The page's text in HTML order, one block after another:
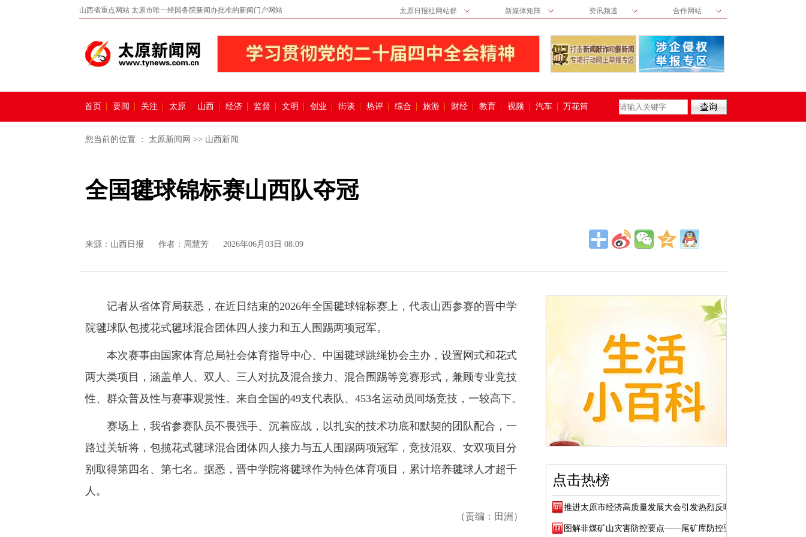
山西省重点网站 太原市唯一经国务院新闻办批准的新闻门户网站 太原日报社网站群 新媒体矩阵 资讯频道 合作网站
首页 要闻 关注 太原 山西 经济 监督 文明 创业 街谈 热评 综合 旅游 财经 教育 视频 汽车 万花筒
您当前的位置 ： 太原新闻网 >> 山西新闻
全国毽球锦标赛山西队夺冠
来源： 山西日报 作者：周慧芳 2026年06月03日 08:09
记者从省体育局获悉，在近日结束的2026年全国毽球锦标赛上，代表山西参赛的晋中学
院毽球队包揽花式毽球混合团体四人接力和五人围踢两项冠军。
本次赛事由国家体育总局社会体育指导中心、中国毽球跳绳协会主办，设置网式和花式
两大类项目，涵盖单人、双人、三人对抗及混合接力、混合围踢等竞赛形式，兼顾专业竞技
性、群众普及性与赛事观赏性。来自全国的49支代表队、453名运动员同场竞技，一较高下。
赛场上，我省参赛队员不畏强手、沉着应战，以扎实的技术功底和默契的团队配合，一
路过关斩将，包揽花式毽球混合团体四人接力与五人围踢两项冠军，竞技混双、女双项目分
别取得第四名、第七名。据悉，晋中学院将毽球作为特色体育项目，累计培养毽球人才超千
人。
（责编：田洲）
点击热榜
推进太原市经济高质量发展大会引发热烈反响
图解非煤矿山灾害防控要点——尾矿库防控要点